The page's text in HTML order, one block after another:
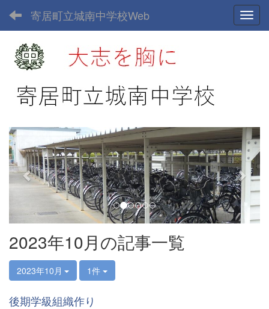
寄居町立城南中学校Web
p
r
e
v
o
u
s
n
e
x
t
2023年10月の記事一覧
2023年10月 1件
後期学級組織作り